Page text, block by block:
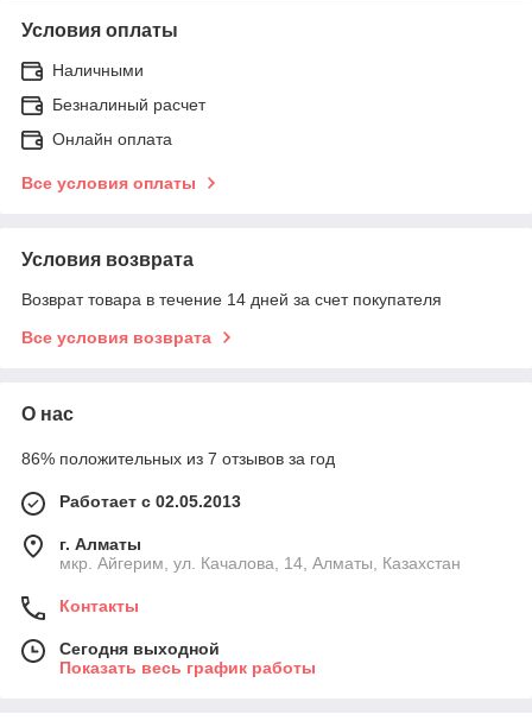
Условия оплаты
Наличными
Безналиный расчет
Онлайн оплата
Все условия оплаты
Условия возврата
Возврат товара в течение 14 дней за счет покупателя
Все условия возврата
О нас
86% положительных из 7 отзывов за год
Работает с 02.05.2013
г. Алматы
мкр. Айгерим, ул. Качалова, 14, Алматы, Казахстан
Контакты
Сегодня выходной
Показать весь график работы